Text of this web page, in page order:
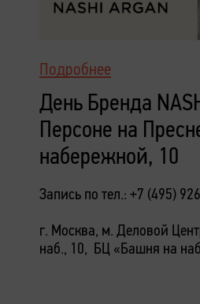
Подробнее
День Бренда
Персоне на
набережной, 10
Запись по тел.: +7 (495)
г. Москва, м. Деловой
наб., 10, БЦ «Башня на